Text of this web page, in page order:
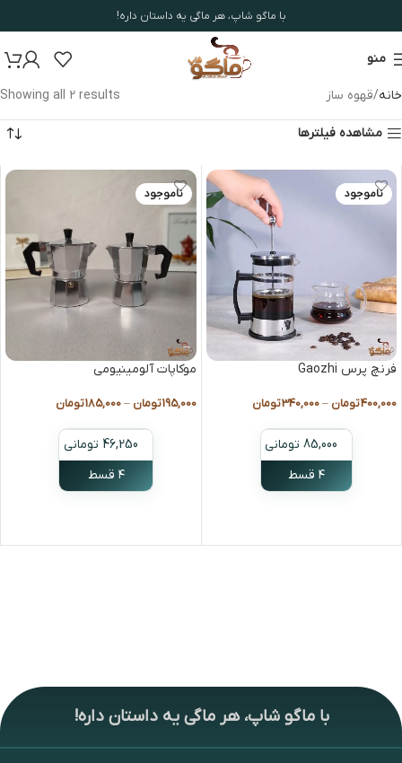
با ماگو شاپ، هر ماگی یه داستان داره!
منو
خانه قهوه ساز Showing all 2 results
مشاهده فیلترها
ناموجود
فرنچ پرس Gaozhi
400,000تومان –
340,000تومان
85,000 تومانی
۴ قسط
ناموجود
موکاپات آلومینیومی
195,000تومان –
185,000تومان
46,250 تومانی
۴ قسط
با ماگو شاپ، هر ماگی یه داستان داره!